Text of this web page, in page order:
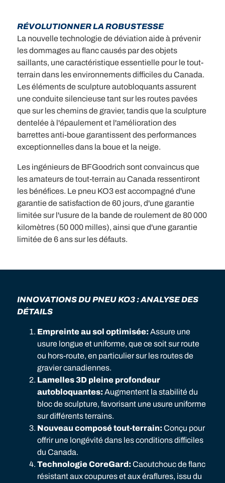
RÉVOLUTIONNER LA ROBUSTESSE
La nouvelle technologie de déviation aide à prévenir
les dommages au flanc causés par des objets
saillants, une caractéristique essentielle pour le tout-
terrain dans les environnements difficiles du Canada.
Les éléments de sculpture autobloquants assurent
une conduite silencieuse tant sur les routes pavées
que sur les chemins de gravier, tandis que la sculpture
dentelée à l'épaulement et l'amélioration des
barrettes anti-boue garantissent des performances
exceptionnelles dans la boue et la neige.
Les ingénieurs de BFGoodrich sont convaincus que
les amateurs de tout-terrain au Canada ressentiront
les bénéfices. Le pneu KO3 est accompagné d'une
garantie de satisfaction de 60 jours, d'une garantie
limitée sur l'usure de la bande de roulement de 80 000
kilomètres (50 000 milles), ainsi que d'une garantie
limitée de 6 ans sur les défauts.
INNOVATIONS DU PNEU KO3 : ANALYSE DES
DÉTAILS
Empreinte au sol optimisée: Assure une
usure longue et uniforme, que ce soit sur route
ou hors-route, en particulier sur les routes de
gravier canadiennes.
Lamelles 3D pleine profondeur
autobloquantes: Augmentent la stabilité du
bloc de sculpture, favorisant une usure uniforme
sur différents terrains.
Nouveau composé tout-terrain: Conçu pour
offrir une longévité dans les conditions difficiles
du Canada.
Technologie CoreGard: Caoutchouc de flanc
résistant aux coupures et aux éraflures, issu du